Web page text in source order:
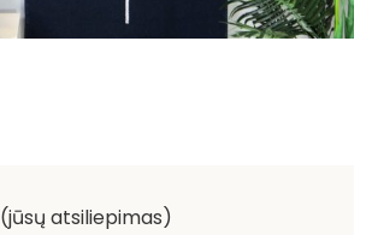
(jūsų atsiliepimas)